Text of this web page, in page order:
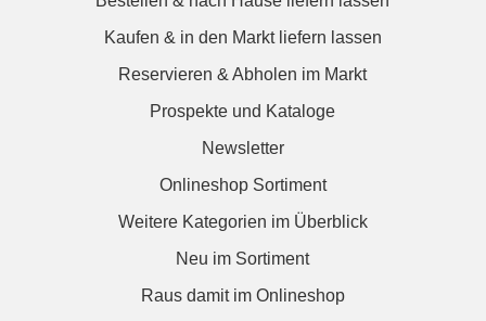
Kaufen & in den Markt liefern lassen
Reservieren & Abholen im Markt
Prospekte und Kataloge
Newsletter
Onlineshop Sortiment
Weitere Kategorien im Überblick
Neu im Sortiment
Raus damit im Onlineshop